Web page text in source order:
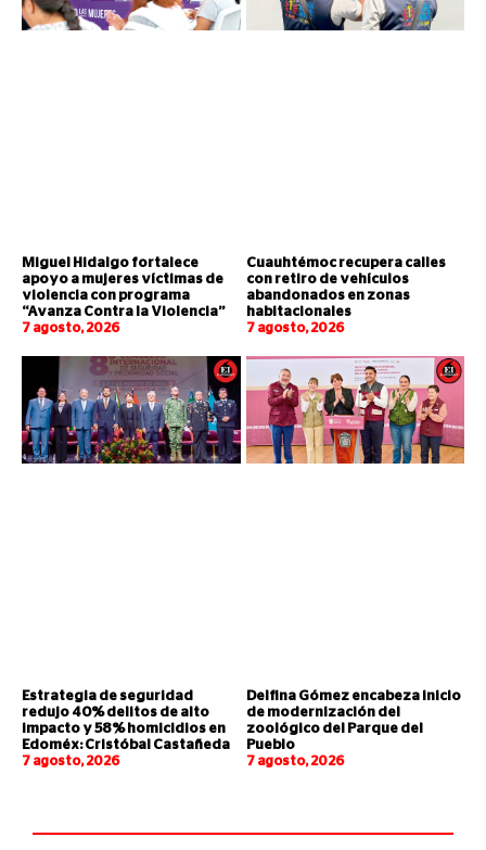
Miguel Hidalgo fortalece
apoyo a mujeres víctimas de
violencia con programa
“Avanza Contra la Violencia”
7 agosto, 2026
Cuauhtémoc recupera calles
con retiro de vehículos
abandonados en zonas
habitacionales
7 agosto, 2026
Estrategia de seguridad
redujo 40% delitos de alto
impacto y 58% homicidios en
Edoméx: Cristóbal Castañeda
7 agosto, 2026
Delfina Gómez encabeza inicio
de modernización del
zoológico del Parque del
Pueblo
7 agosto, 2026